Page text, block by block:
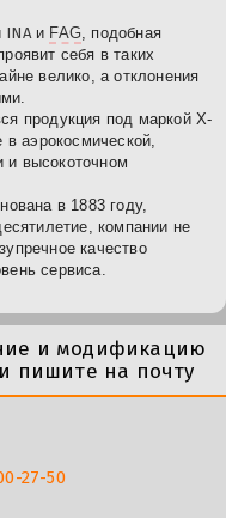
INAи FAG , подобная
себя в таких
велико, а отклонения
продукция под маркой X-
аэрокосмической,
и высокоточном
в 1883 году,
компании не
качество
сервиса.
и модификацию
пишите на почту
27-50